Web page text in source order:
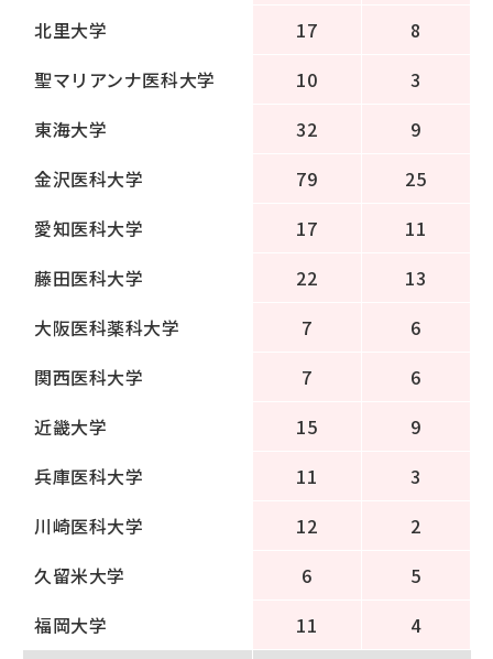
北里大学
17
8
聖マリアンナ医科大学
10
3
東海大学
32
9
金沢医科大学
79
25
愛知医科大学
17
11
藤田医科大学
22
13
大阪医科薬科大学
7
6
関西医科大学
7
6
近畿大学
15
9
兵庫医科大学
11
3
川崎医科大学
12
2
久留米大学
6
5
福岡大学
11 4